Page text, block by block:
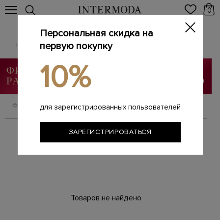
0
Сандалии и шлепанцы
Главная / Женщинам / SALE
ФИЛЬТРОВАТЬ СОРТИРОВАТЬ
Товаров не найдено
Персональная скидка на
первую покупку
10%
для зарегистрированных пользователей
ЗАРЕГИСТРИРОВАТЬСЯ